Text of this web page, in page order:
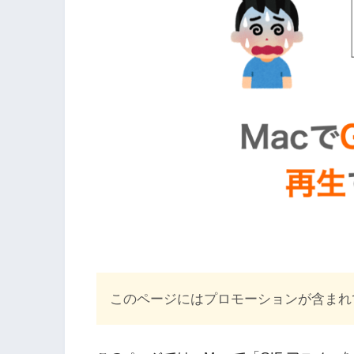
このページにはプロモーションが含ま